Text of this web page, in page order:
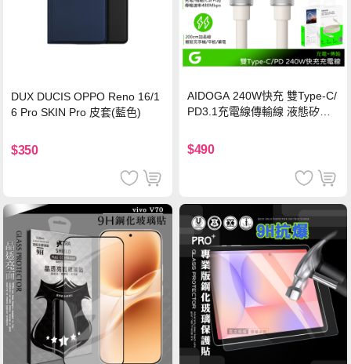
DUX DUCIS OPPO Reno 16/1
6 Pro SKIN Pro 皮套(藍色)
$350
AIDOGA 240W快充 雙Type-C/
PD3.1充電線傳輸線 液態矽膠
機/平板/筆電
$490